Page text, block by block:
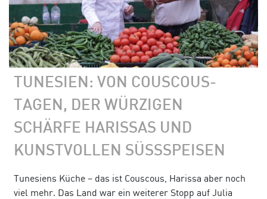
TUNESIEN: VON COUSCOUS-
TAGEN, DER WÜRZIGEN
SCHÄRFE HARISSAS UND
KUNSTVOLLEN SÜSSSPEISEN
Tunesiens Küche – das ist Couscous, Harissa aber noch
viel mehr. Das Land war ein weiterer Stopp auf Julia